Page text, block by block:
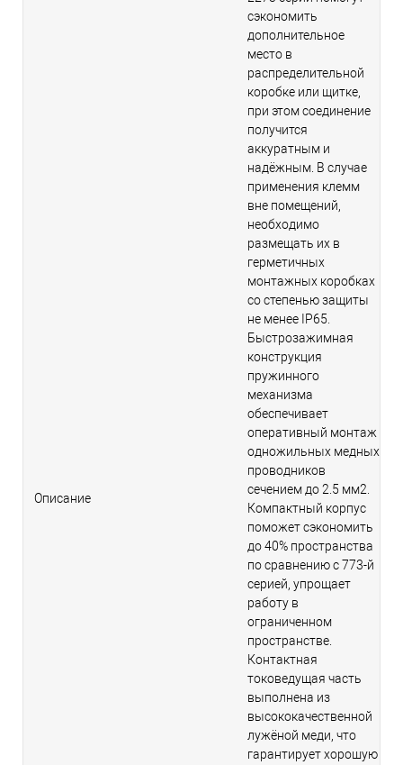
Описание
сэкономить
дополнительное
место в
распределительной
коробке или щитке,
при этом соединение
получится
аккуратным и
надёжным. В случае
применения клемм
вне помещений,
необходимо
размещать их в
герметичных
монтажных коробках
со степенью защиты
не менее IP65.
Быстрозажимная
конструкция
пружинного
механизма
обеспечивает
оперативный монтаж
одножильных медных
проводников
сечением до 2.5 мм2.
Компактный корпус
поможет сэкономить
до 40% пространства
по сравнению с 773-й
серией, упрощает
работу в
ограниченном
пространстве.
Контактная
токоведущая часть
выполнена из
высококачественной
лужёной меди, что
гарантирует хорошую